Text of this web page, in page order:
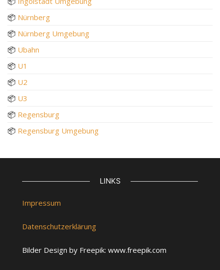
📦 Nürnberg
📦 Nürnberg Umgebung
📦 Ubahn
📦 U1
📦 U2
📦 U3
📦 Regensburg
📦 Regensburg Umgebung
LINKS
Impressum
Datenschutzerklärung
Bilder Design by Freepik: www.freepik.com